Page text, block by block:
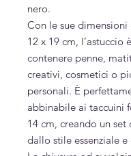
nero.
Con le sue
12 x 19 cm, l’astuccio
contenere penne,
creativi, cosmetici o
personali. È
abbinabile ai taccuini
14 cm, creando un
dallo stile essenziale